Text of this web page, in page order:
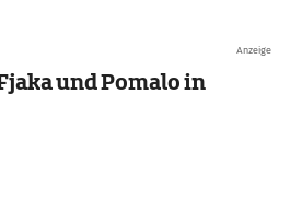
Anzeige
und Pomalo in